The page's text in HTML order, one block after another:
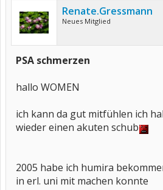
Renate.Gressmann
Neues Mitglied
PSA schmerzen
hallo WOMEN
ich kann da gut mitfühlen ich
wieder einen akuten schub
2005 habe ich humira
in erl. uni mit machen konnte